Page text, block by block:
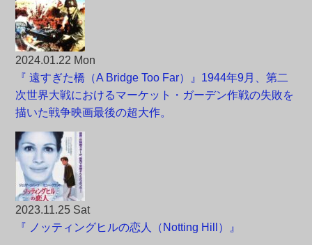
2024.01.22 Mon
『 遠すぎた橋（A Bridge Too Far）』1944年9月、第二
次世界大戦におけるマーケット・ガーデン作戦の失敗を
描いた戦争映画最後の超大作。
2023.11.25 Sat
『 ノッティングヒルの恋人（Notting Hill）』